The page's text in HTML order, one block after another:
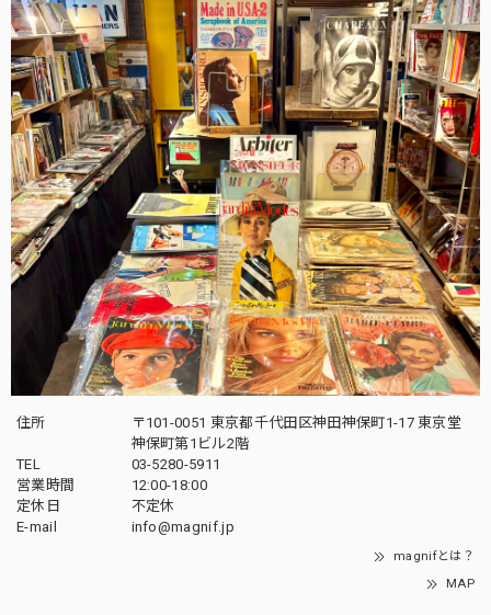
住所
〒101-0051 東京都千代田区神田神保町1-17 東京堂
神保町第1ビル2階
TEL
03-5280-5911
営業時間
12:00-18:00
定休日
不定休
E-mail
info@magnif.jp
magnifとは？
MAP